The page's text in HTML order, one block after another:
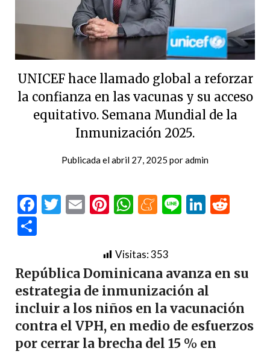
UNICEF hace llamado global a reforzar
la confianza en las vacunas y su acceso
equitativo. Semana Mundial de la
Inmunización 2025.
Publicada elabril 27, 2025 poradmin
Facebook
Twitter
EmailPinterest
WhatsApp
Meneame
Line
Visitas:353
República Dominicana avanza en su
estrategia de inmunización al
incluir a los niños en la vacunación
contra el VPH, en medio de esfuerzos
por cerrar la brecha del 15 % en